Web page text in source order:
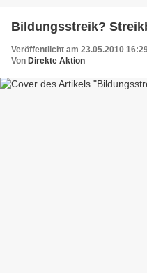
Bildungsstreik?
Veröffentlicht am 23.05.2010
Von Direkte Aktion